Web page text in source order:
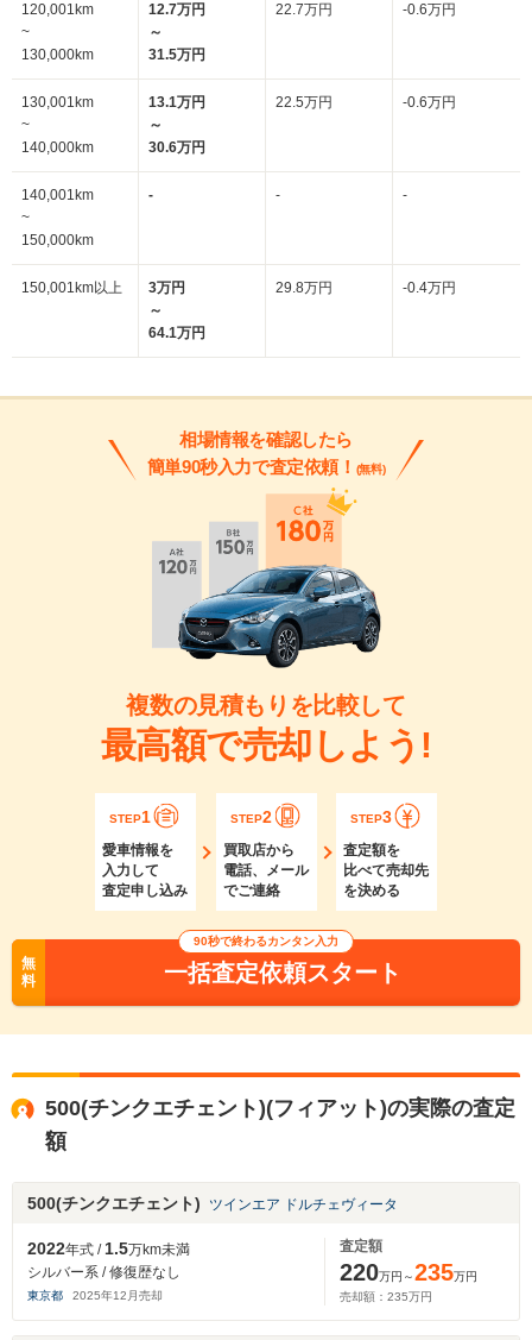
120,001km
~
130,000km
12.7万円
～
31.5万円
22.7万円 -0.6万円
130,001km
~
140,000km
13.1万円
～
30.6万円
22.5万円 -0.6万円
140,001km
~
150,000km
- - -
150,001km以上
3万円
～
64.1万円
29.8万円 -0.4万円
相場情報を確認したら
簡単90秒入力で査定依頼！ (無料)
複数の見積もりを比較して
最高額で売却しよう!
STEP1
愛車情報を
入力して
査定申し込み
STEP2
買取店から
電話、メール
でご連絡
STEP3
査定額を
比べて売却先
を決める
無
料
90秒で終わるカンタン入力
一括査定依頼スタート
500(チンクエチェント)(フィアット)の実際の査定
額
500(チンクエチェント) ツインエア ドルチェヴィータ
2022年式 /1.5万km未満
シルバー系 / 修復歴なし
東京都 2025年12 月売却
査定額
220万円～235万円
売却額： 235万円